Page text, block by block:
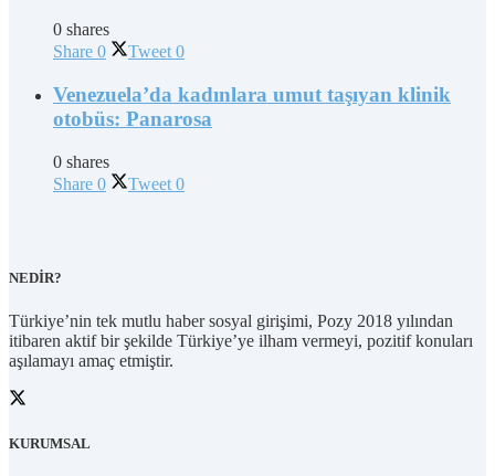
0 shares
Share 0 Tweet 0
Venezuela’da kadınlara umut taşıyan klinik
otobüs: Panarosa
0 shares
Share 0 Tweet 0
NEDİR?
Türkiye’nin tek mutlu haber sosyal girişimi, Pozy 2018 yılından
itibaren aktif bir şekilde Türkiye’ye ilham vermeyi, pozitif konuları
aşılamayı amaç etmiştir.
KURUMSAL